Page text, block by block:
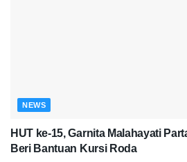
NEWS
HUT ke-15, Garnita Malahayati
Beri Bantuan Kursi Roda